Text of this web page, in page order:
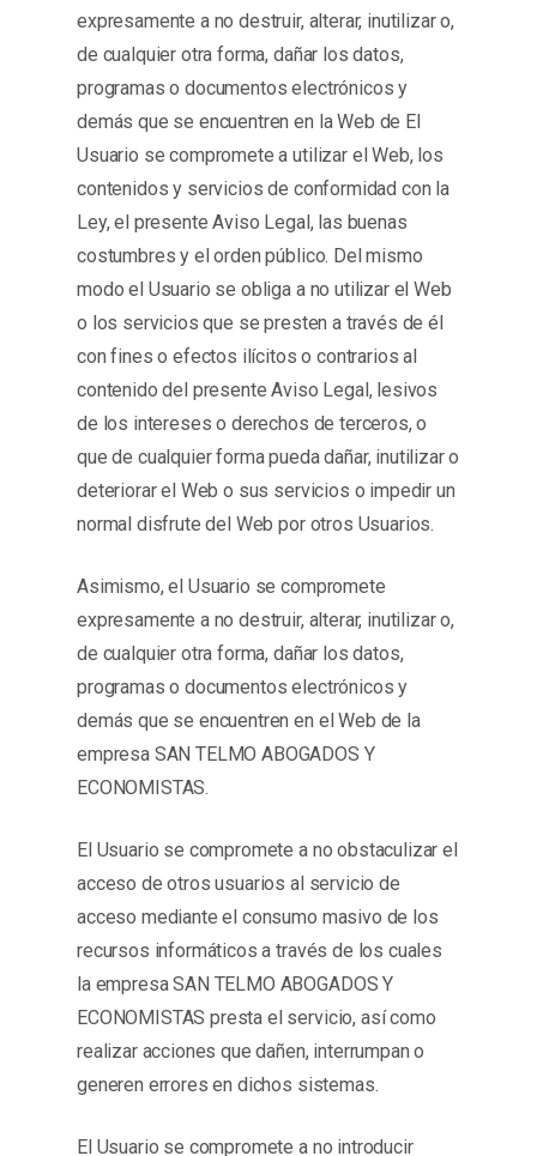
expresamente a no destruir, alterar, inutilizar o,
de cualquier otra forma, dañar los datos,
programas o documentos electrónicos y
demás que se encuentren en la Web de El
Usuario se compromete a utilizar el Web, los
contenidos y servicios de conformidad con la
Ley, el presente Aviso Legal, las buenas
costumbres y el orden público. Del mismo
modo el Usuario se obliga a no utilizar el Web
o los servicios que se presten a través de él
con fines o efectos ilícitos o contrarios al
contenido del presente Aviso Legal, lesivos
de los intereses o derechos de terceros, o
que de cualquier forma pueda dañar, inutilizar o
deteriorar el Web o sus servicios o impedir un
normal disfrute del Web por otros Usuarios.
Asimismo, el Usuario se compromete
expresamente a no destruir, alterar, inutilizar o,
de cualquier otra forma, dañar los datos,
programas o documentos electrónicos y
demás que se encuentren en el Web de la
empresa SAN TELMO ABOGADOS Y
ECONOMISTAS.
El Usuario se compromete a no obstaculizar el
acceso de otros usuarios al servicio de
acceso mediante el consumo masivo de los
recursos informáticos a través de los cuales
la empresa SAN TELMO ABOGADOS Y
ECONOMISTAS presta el servicio, así como
realizar acciones que dañen, interrumpan o
generen errores en dichos sistemas.
El Usuario se compromete a no introducir